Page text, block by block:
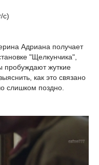
с)
Адриана получает
"Щелкунчика",
пробуждают жуткие
как это связано
слишком поздно.